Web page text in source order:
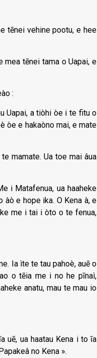
tēnei vehine pootu, e hee
mea tēnei tama o Uapai, e
:
Uapai, a tiòhi òe i te fitu o
òe e hakaòno mai, e mate
mamate. Ua toe mai âua
i Matafenua, ua haaheke
àò e hope ika. O Kena à, e
me i tai i òto o te fenua,
Ia ìte te tau pahoè, auē o
o tēia me i no he pīnaì,
anatu, mau te mau io
uē, ua haatau Kena i to īa
no Kena ».